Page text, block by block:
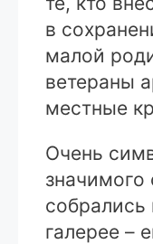
в
малой
ветераны
местные
Очень
значимого
собрались
галерее –